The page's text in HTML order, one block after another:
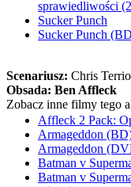
sprawiedliwości
Sucker Punch
Sucker Punch
Scenariusz: Chris Terrio
Obsada: Ben Affleck
Zobacz inne filmy tego
Affleck 2 Pack:
Armageddon
Armageddon
Batman v
Batman v